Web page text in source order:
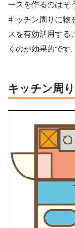
ースを作るのはそ
キッチン周りに物
スを有効活用する
くのが効果的です。
キッチン周